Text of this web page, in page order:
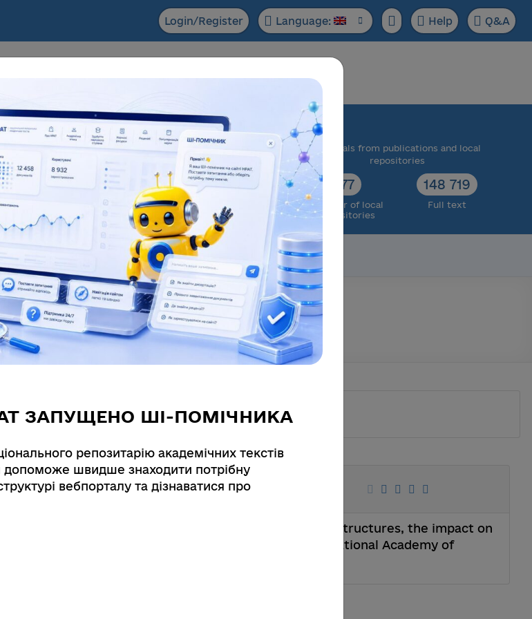
Login/Register Language: Help Q&A
The NRAT database:
and
activities
083
Full text
Dissertations for obtaining scientific
degrees and abstracts
181 945
Total number
173 174
Full text
Materials from publications and local
repositories
77
Number of local
repositories
148 719
Full text
Reviews Popularization of science Scientific data
semiconductors, carbon nanocomposites and
manufacturing technology and external influences
semiconductors, carbon nanocomposites and heterostructures, the impact on
Institute of Semiconductor Physics of the National Academy of
ЗАПУЩЕНО ШІ-ПОМІЧНИКА
репозитарію академічних текстів
швидше знаходити потрібну
вебпорталу та дізнаватися про